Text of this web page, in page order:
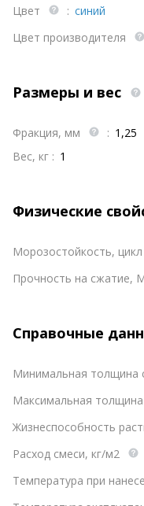
Цвет : синий
Цвет производителя
Размеры и вес
Фракция, мм : 1,25
Вес, кг : 1
Физические
Морозостойкость, цикл
Прочность на сжатие,
Справочные
Минимальная толщина
Максимальная
Жизнеспособность
Расход смеси, кг/м2
Температура при